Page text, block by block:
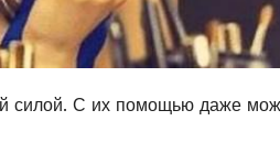
силой. С их помощью даже